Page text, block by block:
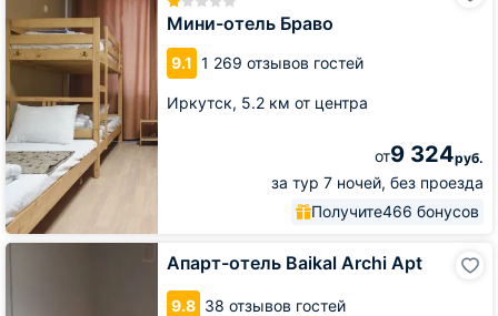
Мини-отель Браво
9.1 1 269 отзывов гостей
Иркутск, 5.2 км от центра
от9 324руб.
за тур 7 ночей, без проезда
Получите466 бонусов
Браво
Апарт-отель Baikal Archi Apt
9.8 38 отзывов гостей
Апарт-